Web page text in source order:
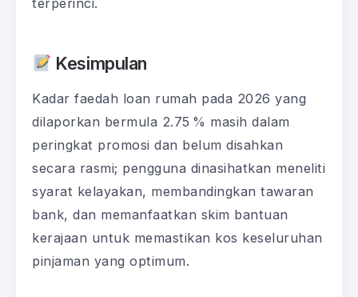
terperinci.
Kesimpulan
Kadar faedah loan rumah pada 2026 yang
dilaporkan bermula 2.75 % masih dalam
peringkat promosi dan belum disahkan
secara rasmi; pengguna dinasihatkan meneliti
syarat kelayakan, membandingkan tawaran
bank, dan memanfaatkan skim bantuan
kerajaan untuk memastikan kos keseluruhan
pinjaman yang optimum.